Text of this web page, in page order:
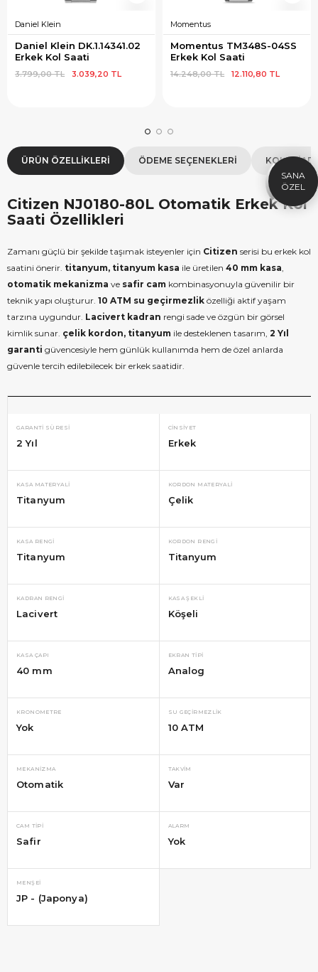
Daniel Klein
Daniel Klein DK.1.14341.02
Erkek Kol Saati
3.039,20 TL
3.799,00 TL
Momentus
Momentus TM348S-04SS
Erkek Kol Saati
12.110,80 TL
14.248,00 TL
ÜRÜN ÖZELLIKLERI ÖDEME SEÇENEKLERI KOLAY
Citizen NJ0180-80L Otomatik Erkek Kol
Saati Özellikleri
Zamanı güçlü bir şekilde taşımak isteyenler için Citizen serisi bu erkek kol
saatini önerir. titanyum, titanyum kasa ile üretilen 40 mm kasa
otomatik mekanizma ve safir cam kombinasyonuyla güvenilir bir
teknik yapı oluşturur. 10 ATM su geçirmezlik özelliği aktif yaşam
tarzına uygundur. Lacivert kadran rengi sade ve özgün bir görsel
kimlik sunar. çelik kordon, titanyum ile desteklenen tasarım, 2 Yıl
garanti güvencesiyle hem günlük kullanımda hem de özel anlarda
güvenle tercih edilebilecek bir erkek saatidir.
GARANTI SÜRESI
2 Yıl
CINSIYET
Erkek
KASA MATERYALI
Titanyum
KORDON MATERYALI
Çelik
KASA RENGI
Titanyum
KORDON RENGI
Titanyum
KADRAN RENGI
Lacivert
KASA ŞEKLI
Köşeli
KASA ÇAPI
40 mm
EKRAN TIPI
Analog
KRONOMETRE
Yok
SU GEÇIRMEZLIK
10 ATM
MEKANIZMA
Otomatik
TAKVIM
Var
CAM TIPI
Safir
ALARM
Yok
MENŞEI
JP - (Japonya)
HEDIYE
ÇEKI
9.999 TL üzeri alışverişe özel
HEDIYE1000
KOPYALA